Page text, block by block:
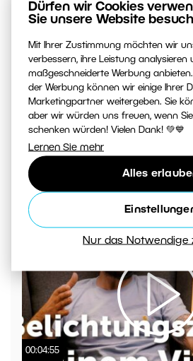
Dürfen wir Cookies
Sie unsere Website
Mit Ihrer Zustimmung möchten wir
verbessern, ihre Leistung analysieren
maßgeschneiderte Werbung
der Werbung können wir einige Ihrer
Marketingpartner weitergeben. Sie
aber wir würden uns freuen, wenn
schenken würden! Vielen Dank! 💚💙
Lernen Sie mehr
Alles
Nur das Notwendige
VIDEO: Welche Verschlussmodi gibt
Wie erstellt man ein Video in Zoner
00:04:55